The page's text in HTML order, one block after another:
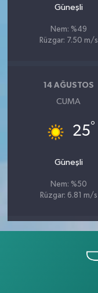
Güneşli
Nem: %49
Rüzgar: 7.50 m/s
14 AĞUSTOS
CUMA
25°
Güneşli
Nem: %50
Rüzgar: 6.81 m/s